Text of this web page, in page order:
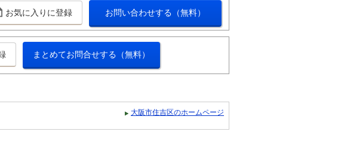
お気に入りに登録 お問い合わせする（無料）
まとめてお問合せする（無料）
大阪市住吉区のホームページ